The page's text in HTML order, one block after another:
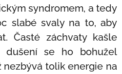
syndromem, a tedy
slabé svaly na to, aby
Časté záchvaty kašle
dušení se ho bohužel
nezbývá tolik energie na